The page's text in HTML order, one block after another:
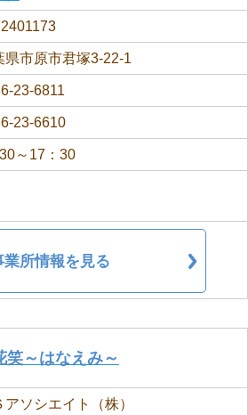
県市原市君塚3-22-1
23-6811
23-6610
～17：30
業所情報を見る
笑～はなえみ～
アソシエイト（株）